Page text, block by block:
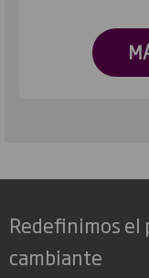
Redefinimos el
cambiante